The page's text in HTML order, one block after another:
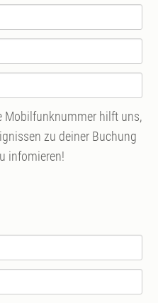
Mobilfunknummer hilft uns,
zu deiner Buchung
infomieren!